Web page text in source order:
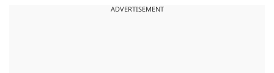
ADVERTISEMENT